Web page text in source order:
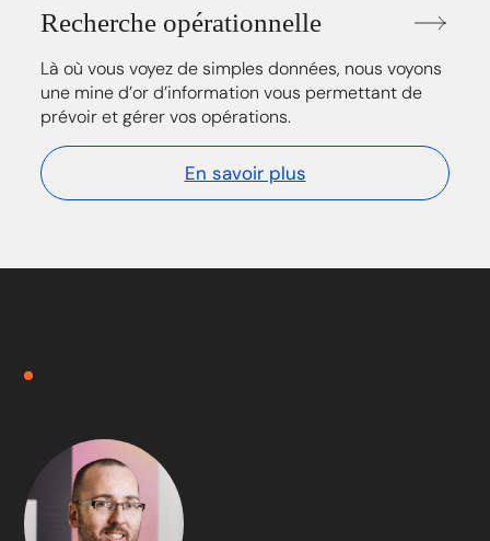
Recherche opérationnelle
Là où vous voyez de simples données, nous voyons
une mine d’or d’information vous permettant de
prévoir et gérer vos opérations.
En savoir plus